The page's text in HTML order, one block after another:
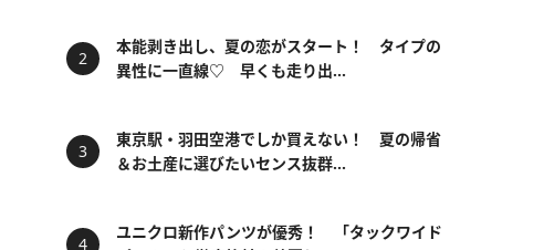
本能剥き出し、夏の恋がスタート！ タイプの
異性に一直線♡ 早くも走り出...
東京駅・羽田空港でしか買えない！ 夏の帰省
＆お土産に選びたいセンス抜群...
ユニクロ新作パンツが優秀！ 「タックワイド